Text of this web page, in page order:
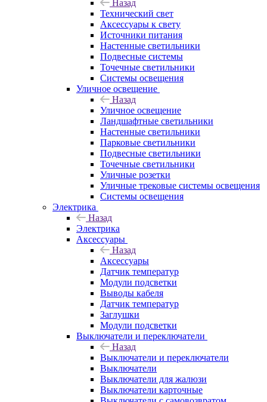
Назад
Технический свет
Аксессуары к свету
Источники питания
Настенные светильники
Подвесные системы
Точечные светильники
Системы освещения
Уличное освещение
Назад
Уличное освещение
Ландшафтные светильники
Настенные светильники
Парковые светильники
Подвесные светильники
Точечные светильники
Уличные розетки
Уличные трековые системы освещения
Системы освещения
Электрика
Назад
Электрика
Аксессуары
Назад
Аксессуары
Датчик температур
Модули подсветки
Выводы кабеля
Датчик температур
Заглушки
Модули подсветки
Выключатели и переключатели
Назад
Выключатели и переключатели
Выключатели
Выключатели для жалюзи
Выключатели карточные